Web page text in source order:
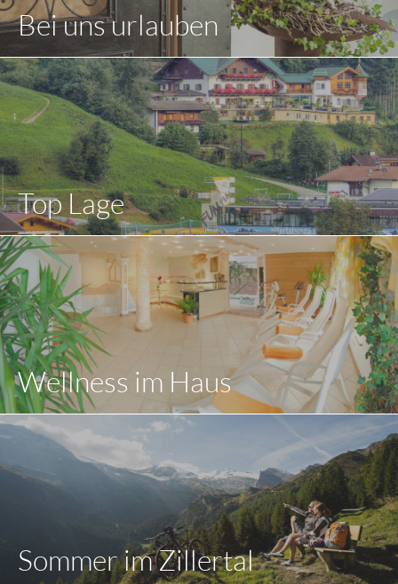
Bei uns urlauben
Top Lage
Wellness im Haus
Sommer im Zillertal